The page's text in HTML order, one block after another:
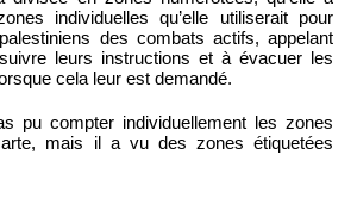
individuelles qu’elle utiliserait pour
des combats actifs, appelant
leurs instructions et à évacuer les
cela leur est demandé.
pu compter individuellement les zones
mais il a vu des zones étiquetées